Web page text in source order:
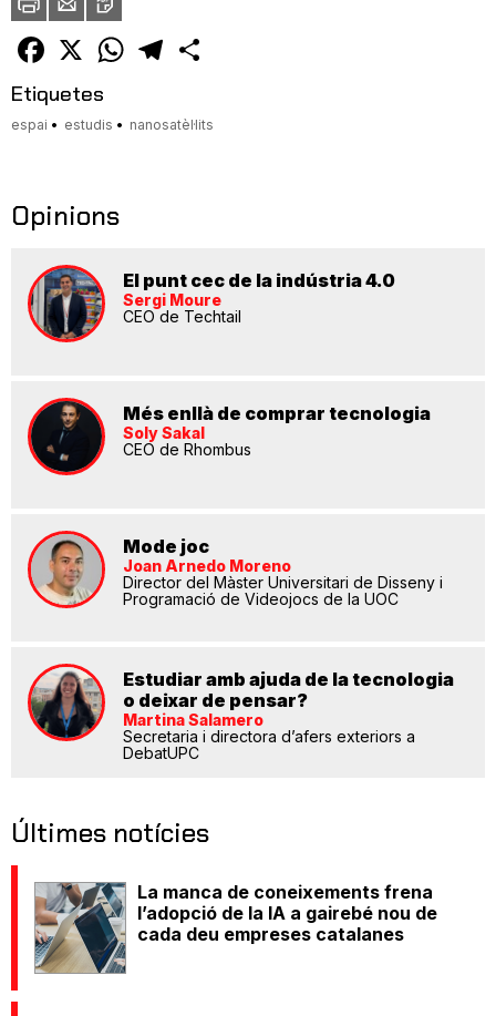
un
amic
Facebook
X WhatsAppTelegram
Etiquetes
espai estudis nanosatèl·lits
Opinions
El punt cec de la indústria 4.0
Sergi Moure
CEO de Techtail
Més enllà de comprar tecnologia
Soly Sakal
CEO de Rhombus
Mode joc
Joan Arnedo Moreno
Director del Màster Universitari de Disseny i
Programació de Videojocs de la UOC
Estudiar amb ajuda de la tecnologia
o deixar de pensar?
Martina Salamero
Secretaria i directora d’afers exteriors a
DebatUPC
Últimes notícies
La manca de coneixements frena
l’adopció de la IA a gairebé nou de
cada deu empreses catalanes